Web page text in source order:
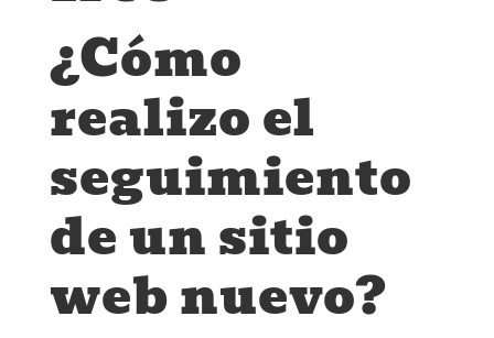
¿Cómo
realizo el
seguimiento
de un sitio
web nuevo?